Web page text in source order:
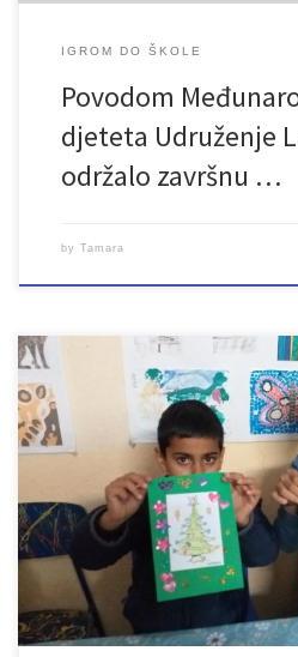
IGROM DO ŠKOLE
Povodom
djeteta Udruženje
održalo završnu …
by Tamara
Danas je održana završna radionica u
škole” koju je realiziralo Udruženje
prepoznala važnost obrazovanja, na
igrala, družila, zabavljala i učila.